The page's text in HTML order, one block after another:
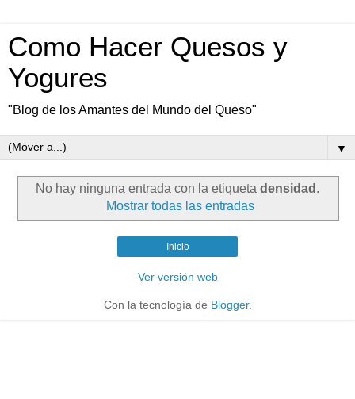
Como Hacer Quesos y
Yogures
"Blog de los Amantes del Mundo del Queso"
▼
No hay ninguna entrada con la etiqueta densidad .
Mostrar todas las entradas
Inicio
Ver versión web
Con la tecnología de Blogger.